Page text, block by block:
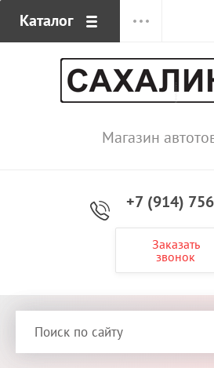
Каталог
Магазин
+7 (914)
Заказать
звонок